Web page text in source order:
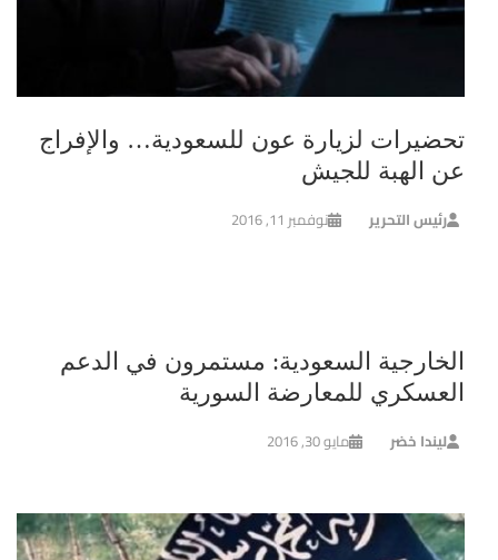
تحضيرات لزيارة عون للسعودية… والإفراج
عن الهبة للجيش
رئيس التحرير نوفمبر 11, 2016
الخارجية السعودية: مستمرون في الدعم
العسكري للمعارضة السورية
ليندا خضر مايو 30, 2016